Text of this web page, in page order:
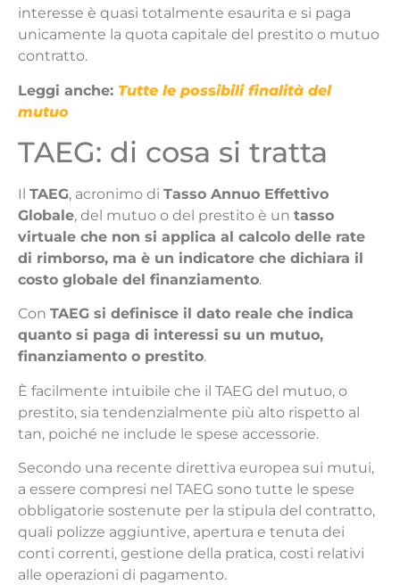
interesse è quasi totalmente esaurita e si paga
unicamente la quota capitale del prestito o mutuo
contratto.
Leggi anche: Tutte le possibili finalità del
mutuo
TAEG: di cosa si tratta
Il TAEG, acronimo di Tasso Annuo Effettivo
Globale, del mutuo o del prestito è un tasso
virtuale che non si applica al calcolo delle rate
di rimborso, ma è un indicatore che dichiara il
costo globale del finanziamento.
Con TAEG si definisce il dato reale che indica
quanto si paga di interessi su un mutuo,
finanziamento o prestito.
È facilmente intuibile che il TAEG del mutuo, o
prestito, sia tendenzialmente più alto rispetto al
tan, poiché ne include le spese accessorie.
Secondo una recente direttiva europea sui mutui,
a essere compresi nel TAEG sono tutte le spese
obbligatorie sostenute per la stipula del contratto,
quali polizze aggiuntive, apertura e tenuta dei
conti correnti, gestione della pratica, costi relativi
alle operazioni di pagamento.